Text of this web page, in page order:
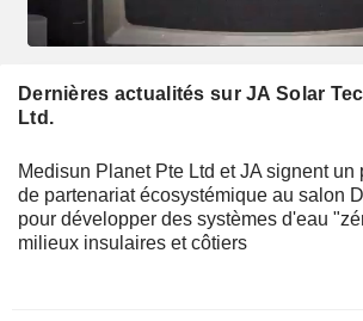
Dernières actualités sur JA Solar
Ltd.
Medisun Planet Pte Ltd et JA signent un
de partenariat écosystémique au salon
pour développer des systèmes d'eau
milieux insulaires et côtiers